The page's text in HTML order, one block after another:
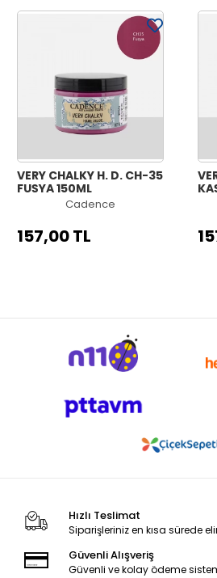
VERY CHALKY H. D. CH-35
FUŞYA 150ML
Cadence
157,00 TL
Hızlı Teslimat
Siparişleriniz en kısa sürede
Güvenli Alışveriş
Güvenli ve kolay ödeme